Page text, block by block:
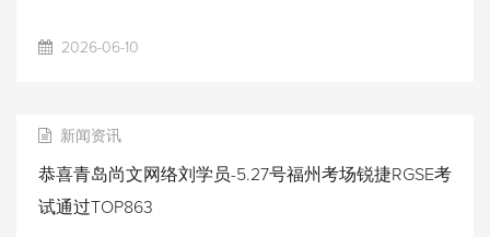
2026-06-10
新闻资讯
恭喜青岛尚文网络刘学员-5.27号福州考场锐捷RGSE考
试通过TOP863